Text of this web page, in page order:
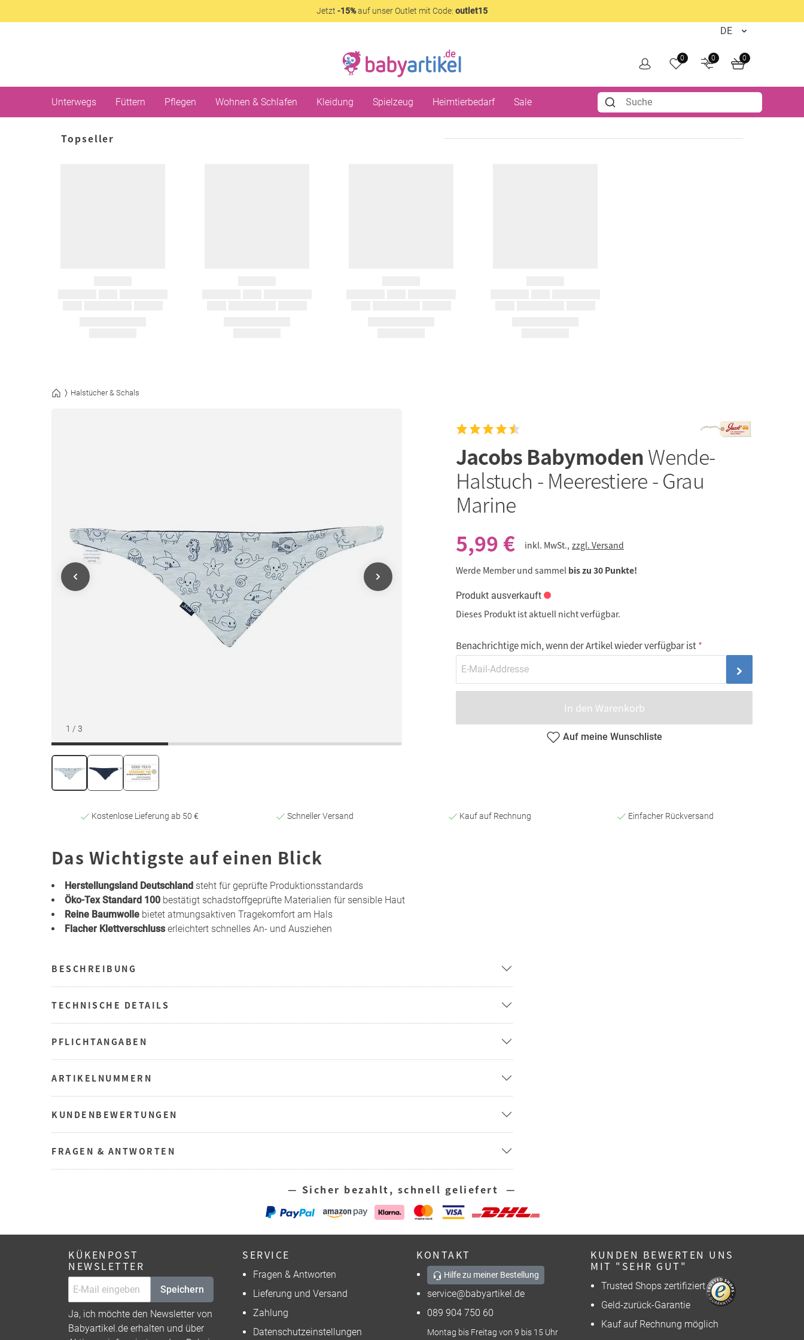
Jetzt -15%auf unser Outlet mit Code: outlet15
0 0 0
Unterwegs Füttern Pflegen Wohnen & Schlafen Kleidung Spielzeug Heimtierbedarf Sale
Topseller
Halstücher & Schals
1 / 3
Jacobs BabymodenWende-
Halstuch - Meerestiere - Grau
Marine
5,99 €
inkl. MwSt., zzgl. Versand
Werde Member und sammel bis zu 30 Punkte!
Produkt ausverkauft
Dieses Produkt ist aktuell nicht verfügbar.
Benachrichtige mich, wenn der Artikel wieder verfügbar ist
In den Warenkorb
Auf meine Wunschliste
Kostenlose Lieferung ab 50 € Schneller Versand Kauf auf Rechnung Einfacher Rückversand
Das Wichtigste auf einen Blick
Herstellungsland Deutschland steht für geprüfte Produktionsstandards
Öko-Tex Standard 100 bestätigt schadstoffgeprüfte Materialien für sensible Haut
Reine Baumwolle bietet atmungsaktiven Tragekomfort am Hals
Flacher Klettverschlusserleichtert schnelles An- und Ausziehen
BESCHREIBUNG
TECHNISCHE DETAILS
PFLICHTANGABEN
ARTIKELNUMMERN
KUNDENBEWERTUNGEN
FRAGEN & ANTWORTEN
— Sicher bezahlt, schnell geliefert —
KÜKENPOST
NEWSLETTER
Speichern
Ja, ich möchte den Newsletter von
Babyartikel.de erhalten und über
SERVICE
Fragen & Antworten
Lieferung und Versand
Zahlung
Datenschutzeinstellungen
KONTAKT
Hilfe zu meiner Bestellung
service@babyartikel.de
089 904 750 60
Montag bis Freitag von 9 bis 15 Uhr
KUNDEN BEWERTEN UNS
MIT "SEHR GUT"
Trusted Shops zertifiziert
Geld-zurück-Garantie
Kauf auf Rechnung möglich